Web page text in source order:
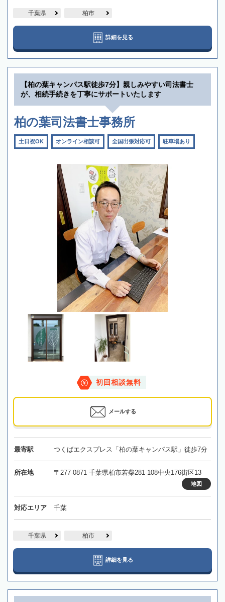
千葉県 柏市
詳細を見る
【柏の葉キャンパス駅徒歩7分】親しみやすい司法書士
が、相続手続きを丁寧にサポートいたします
柏の葉司法書士事務所
土日祝OK オンライン相談可 全国出張対応可 駐車場あり
初回相談無料
メールする
最寄駅 つくばエクスプレス「柏の葉キャンパス駅」徒歩7分
所在地 〒277-0871 千葉県柏市若柴281-108中央176街区13
地図
対応エリア 千葉
千葉県 柏市
詳細を見る